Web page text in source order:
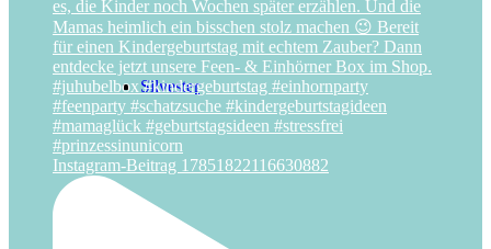
Silvester
Instagram-Beitrag 17851822116630882